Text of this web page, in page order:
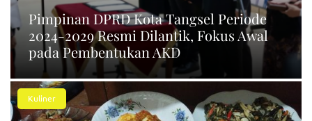
Pimpinan DPRD Kota Tangsel Periode
2024-2029 Resmi Dilantik, Fokus Awal
pada Pembentukan AKD
Kuliner